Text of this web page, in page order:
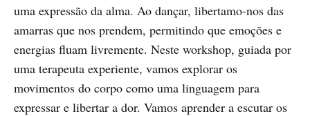
uma expressão da alma. Ao dançar, libertamo-nos das
amarras que nos prendem, permitindo que emoções e
energias fluam livremente. Neste workshop, guiada por
uma terapeuta experiente, vamos explorar os
movimentos do corpo como uma linguagem para
expressar e libertar a dor. Vamos aprender a escutar os